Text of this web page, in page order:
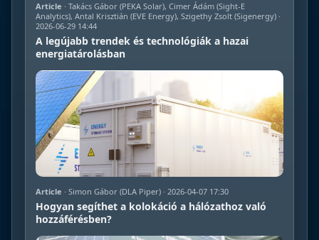
Article · Takács Gábor (PEKA Solar), Cimer Ádám (Sight-E
Analytics), Antal Krisztián (EVE Energy), Szigethy Zsolt (Sigenergy) ·
2026-06-29 14:44
A legújabb trendek és technológiák a hazai
energiatárolásban
Article · Simon Gábor (DLA Piper) · 2026-04-07 17:30
Hogyan segíthet a kolokáció a hálózathoz való
hozzáférésben?